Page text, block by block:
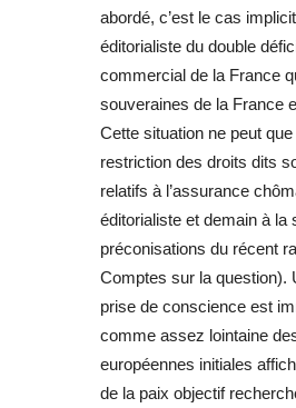
abordé, c’est le cas
éditorialiste du double
commercial de la France
souveraines de la France
Cette situation ne peut
restriction des droits dits
relatifs à l’assurance
éditorialiste et demain à la
préconisations du récent
Comptes sur la question).
prise de conscience est
comme assez lointaine
européennes initiales
de la paix objectif